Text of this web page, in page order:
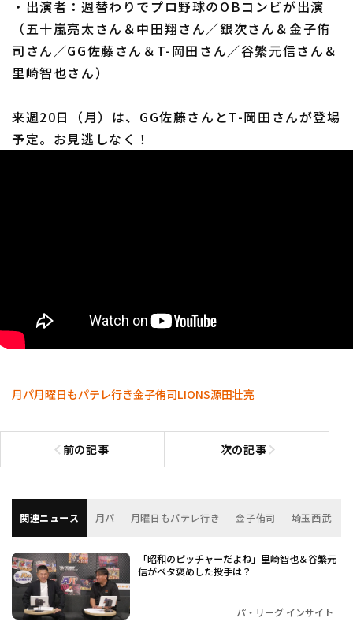
・出演者：週替わりでプロ野球のOBコンビが出演
（五十嵐亮太さん＆中田翔さん／銀次さん＆金子侑
司さん／GG佐藤さん＆T-岡田さん／谷繁元信さん＆
里崎智也さん）
来週20日（月）は、GG佐藤さんとT-岡田さんが登場
予定。お見逃しなく！
月パ月曜日もパテレ行き金子侑司LIONS源田壮亮
前の記事
前の記事へ 次の記事次の記事へ
関連ニュース 月パ 月曜日もパテレ行き 金子侑司 埼玉西武
「昭和のピッチャーだよね」里崎智也＆谷繁元
信がベタ褒めした投手は？
パ・リーグ インサイト